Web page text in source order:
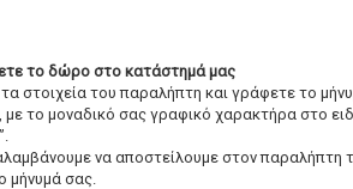
το δώρο στο κατάστημά μας
στοιχεία του παραλήπτη και γράφετε το
το μοναδικό σας γραφικό χαρακτήρα στο
να αποστείλουμε στον παραλήπτη
μήνυμά σας.